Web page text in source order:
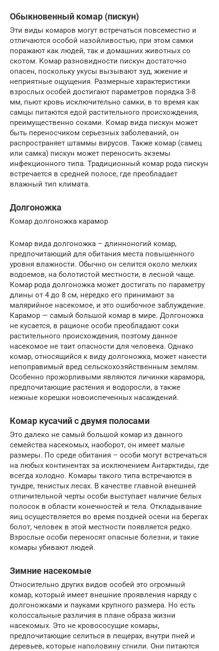
Обыкновенный комар (пискун)
Эти виды комаров могут встречаться повсеместно и
отличаются особой назойливостью, при этом самки
поражают как людей, так и домашних животных со
скотом. Комар разновидности пискун достаточно
опасен, поскольку укусы вызывают зуд, жжение и
неприятные ощущения. Размерные характеристики
взрослых особей достигают параметров порядка 3-8
мм, пьют кровь исключительно самки, в то время как
самцы питаются едой растительного происхождения,
преимущественно соками. Комар вида пискун может
быть переносчиком серьезных заболеваний, он
распространяет штаммы вирусов. Также комар (самец
или самка) пискун может переносить экземы
инфекционного типа. Традиционный комар рода пискун
встречается в средней полосе, где преобладает
влажный тип климата.
Долгоножка
Комар долгоножка карамор
Комар вида долгоножка – длинноногий комар,
предпочитающий для обитания места повышенного
уровня влажности. Обычно он селится около мелких
водоемов, на болотистой местности, в лесной чаще.
Комар рода долгоножка может достигать по параметру
длины от 4 до 8 см, нередко его принимают за
малярийное насекомое, и это ошибочное заблуждение.
Карамор — самый большой комар в мире. Долгоножка
не кусается, в рационе особи преобладают соки
растительного происхождения, поэтому данное
насекомое не таит опасности для человека. Однако
комар, относящийся к виду долгоножка, может нанести
непоправимый вред сельскохозяйственным землям.
Особенно прожорливыми являются личинки карамора,
предпочитающие растения и водоросли, а также
нежные корешки новоиспеченных насаждений.
Комар кусачий с двумя полосами
Это далеко не самый большой комар из данного
семейства насекомых, наоборот, он имеет малые
размеры. По среде обитания – особи могут встречаться
на любых континентах за исключением Антарктиды, где
всегда холодно. Комары такого типа встречаются в
тундре, тенистых лесах. В качестве главной внешней
отличительной черты особи выступает наличие белых
полосок в области конечностей и тела. Откладывание
яиц осуществляется во время поздней осени на берегах
болот, человек в этой местности появляется редко.
Взрослые особи переносят опасные болезни, и такие
комары убивают людей.
Зимние насекомые
Относительно других видов особей это огромный
комар, который имеет внешние проявления наряду с
долгоножками и пауками крупного размера. Но есть
колоссальные различия в плане образа жизни
насекомых. Это не кровососущие комары,
предпочитающие селиться в пещерах, внутри пней и
деревьев, которые наполовину сгнили. Они питаются